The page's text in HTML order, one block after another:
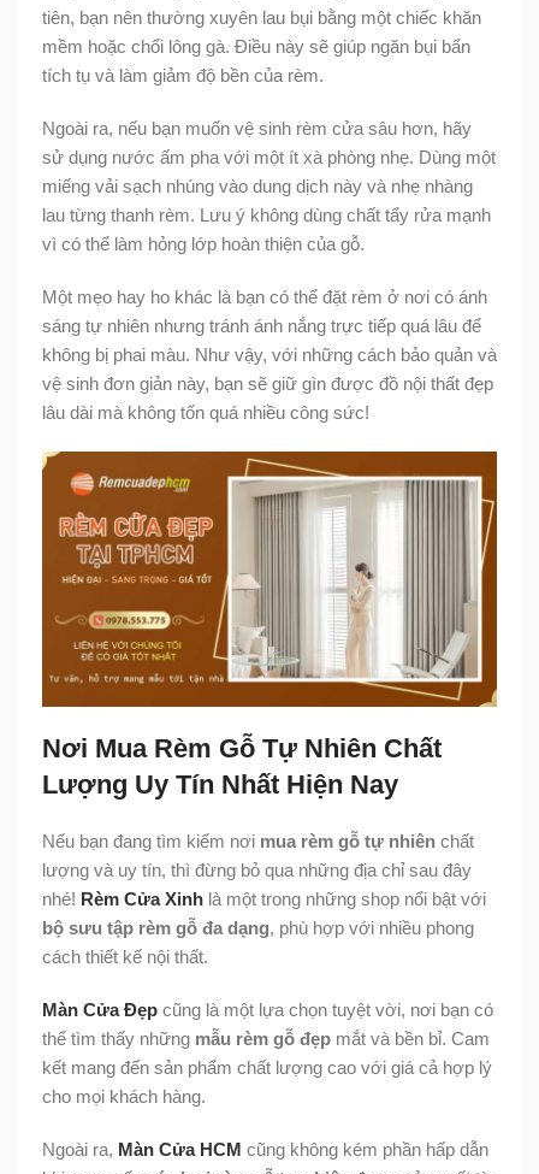
tiên, bạn nên thường xuyên lau bụi bằng một chiếc khăn
mềm hoặc chổi lông gà. Điều này sẽ giúp ngăn bụi bẩn
tích tụ và làm giảm độ bền của rèm.
Ngoài ra, nếu bạn muốn vệ sinh rèm cửa sâu hơn, hãy
sử dụng nước ấm pha với một ít xà phòng nhẹ. Dùng một
miếng vải sạch nhúng vào dung dịch này và nhẹ nhàng
lau từng thanh rèm. Lưu ý không dùng chất tẩy rửa mạnh
vì có thể làm hỏng lớp hoàn thiện của gỗ.
Một mẹo hay ho khác là bạn có thể đặt rèm ở nơi có ánh
sáng tự nhiên nhưng tránh ánh nắng trực tiếp quá lâu để
không bị phai màu. Như vậy, với những cách bảo quản và
vệ sinh đơn giản này, bạn sẽ giữ gìn được đồ nội thất đẹp
lâu dài mà không tốn quá nhiều công sức!
Nơi Mua Rèm Gỗ Tự Nhiên Chất
Lượng Uy Tín Nhất Hiện Nay
Nếu bạn đang tìm kiếm nơi mua rèm gỗ tự nhiên chất
lượng và uy tín, thì đừng bỏ qua những địa chỉ sau đây
nhé! Rèm Cửa Xinh là một trong những shop nổi bật với
bộ sưu tập rèm gỗ đa dạng, phù hợp với nhiều phong
cách thiết kế nội thất.
Màn Cửa Đẹp cũng là một lựa chọn tuyệt vời, nơi bạn có
thể tìm thấy những mẫu rèm gỗ đẹp mắt và bền bỉ. Cam
kết mang đến sản phẩm chất lượng cao với giá cả hợp lý
cho mọi khách hàng.
Ngoài ra, Màn Cửa HCM cũng không kém phần hấp dẫn